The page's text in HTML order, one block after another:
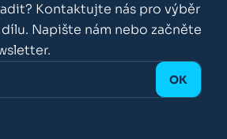
Kontaktujte nás pro výběr
Napište nám nebo začněte